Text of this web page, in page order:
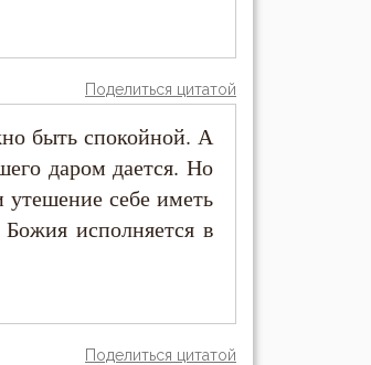
Поделиться цитатой
быть спокойной. А
даром дается. Но
себе иметь
исполняется в
Поделиться цитатой